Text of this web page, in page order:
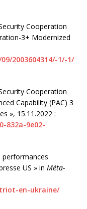
Cooperation
3+ Modernized
2003604314/-1/-1/
Cooperation
Capability (PAC) 3
», 15.11.2022 :
832a-9e02-
performances
US » in Méta-
en-ukraine/